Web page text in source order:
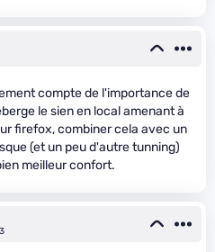
compte de l'importance de
le sien en local amenant à
firefox, combiner cela avec un
(et un peu d'autre tunning)
meilleur confort.